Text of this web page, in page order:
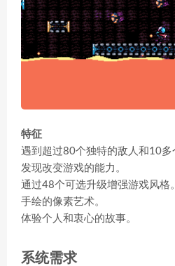
特征
遇到超过80个独特的敌人和10多
发现改变游戏的能力。
通过48个可选升级增强游戏风格。
手绘的像素艺术。
体验个人和衷心的故事。
系统需求